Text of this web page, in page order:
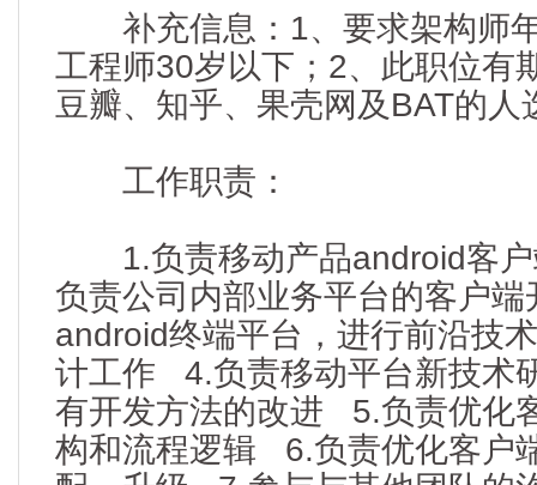
补充信息：1、要求架构师
工程师30岁以下；2、此职位有
豆瓣、知乎、果壳网及BAT的人
工作职责：
1.负责移动产品android客
负责公司内部业务平台的客户
android终端平台，进行前沿技
计工作 4.负责移动平台新技术
有开发方法的改进 5.负责优化
构和流程逻辑 6.负责优化客户